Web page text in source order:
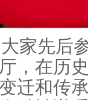
家先后
，在历
迁和传